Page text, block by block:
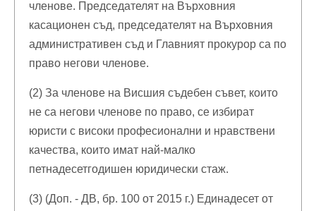
членове. Председателят на Върховния
касационен съд, председателят на Върховния
административен съд и Главният прокурор са по
право негови членове.
(2) За членове на Висшия съдебен съвет, които
не са негови членове по право, се избират
юристи с високи професионални и нравствени
качества, които имат най-малко
петнадесетгодишен юридически стаж.
(3) (Доп. - ДВ, бр. 100 от 2015 г.) Единадесет от